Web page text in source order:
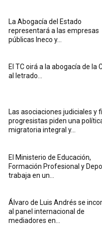
La Abogacía del Estado
representará a las empresas
públicas Ineco y...
El TC oirá a la abogacía de la
al letrado...
Las asociaciones judiciales y
progresistas piden una
migratoria integral y...
El Ministerio de Educación,
Formación Profesional y
trabaja en un...
Álvaro de Luis Andrés se
al panel internacional de
mediadores en...